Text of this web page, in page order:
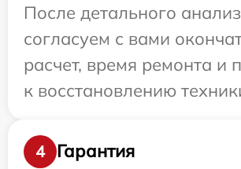
После детального
согласуем с вами
расчет, время ремонта и
к восстановлению
4
Гарантия